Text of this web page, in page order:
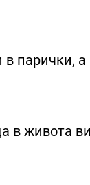
в парички,
живота